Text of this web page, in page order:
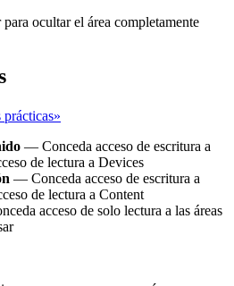
ocultar el área completamente
— Conceda acceso de escritura a
de lectura a Devices
— Conceda acceso de escritura a
de lectura a Content
acceso de solo lectura a las áreas